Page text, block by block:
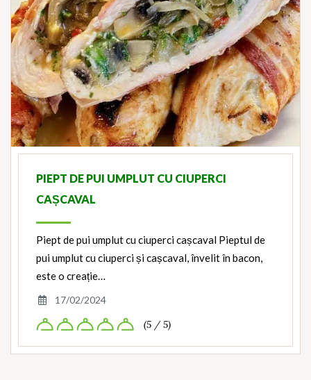
PIEPT DE PUI UMPLUT CU CIUPERCI
CAȘCAVAL
Piept de pui umplut cu ciuperci cașcaval Pieptul de
pui umplut cu ciuperci și cașcaval, învelit în bacon,
este o creație…
17/02/2024
(5 / 5)